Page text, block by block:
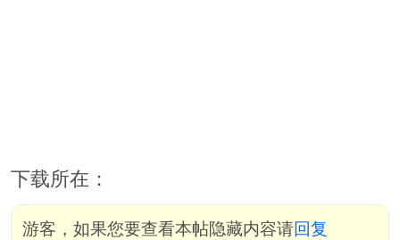
下载所在：
游客，如果您要查看本帖隐藏内容请回复